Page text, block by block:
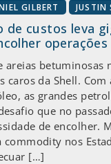
GILBERT JUSTIN
de custos leva
operações
areias betuminosas
caros da Shell. Com
as grandes
que no
de encolher.
commodity nos
[…]